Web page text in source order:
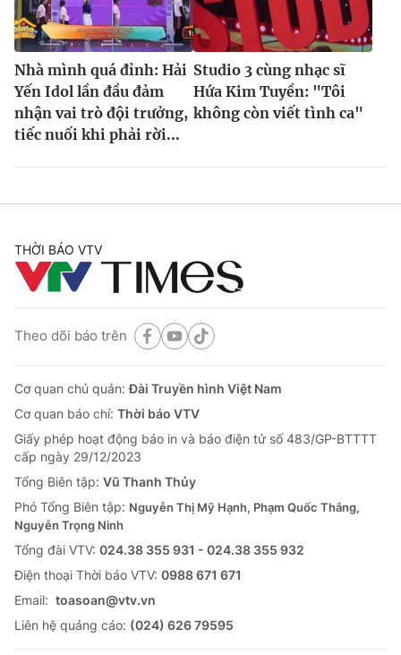
Nhà mình quá đỉnh: Hải
Yến Idol lần đầu đảm
nhận vai trò đội trưởng,
tiếc nuối khi phải rời...
Studio 3 cùng nhạc sĩ
Hứa Kim Tuyền: "Tôi
không còn viết tình ca"
THỜI BÁO VTV
Theo dõi báo trên
Cơ quan chủ quản:Đài Truyền hình Việt Nam
Cơ quan báo chí: Thời báo VTV
Giấy phép hoạt động báo in và báo điện tử số 483/GP-BTTTT
cấp ngày 29/12/2023
Tổng Biên tập: Vũ Thanh Thủy
Phó Tổng Biên tập: Nguyễn Thị Mỹ Hạnh, Phạm Quốc Thắng,
Nguyễn Trọng Ninh
Tổng đài VTV: 024.38 355 931 - 024.38 355 932
Ðiện thoại Thời báo VTV: 0988 671 671
Email: toasoan@vtv.vn
Liên hệ quảng cáo: (024) 626 79595